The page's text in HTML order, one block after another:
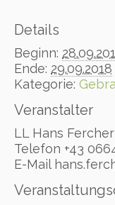
Details
Beginn:
Ende: 29.09.2018
Kategorie:
Veranstalter
LL Hans Fercher
Telefon +43
E-Mail